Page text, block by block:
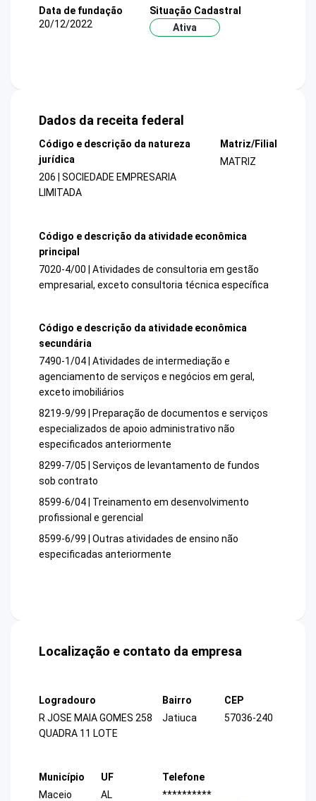
Data de fundação
20/12/2022
Situação Cadastral
Ativa
Dados da receita federal
Código e descrição da natureza
jurídica
206 | SOCIEDADE EMPRESARIA
LIMITADA
Matriz/Filial
MATRIZ
Código e descrição da atividade econômica
principal
7020-4/00 | Atividades de consultoria em gestão
empresarial, exceto consultoria técnica específica
Código e descrição da atividade econômica
secundária
7490-1/04 | Atividades de intermediação e
agenciamento de serviços e negócios em geral,
exceto imobiliários
8219-9/99 | Preparação de documentos e serviços
especializados de apoio administrativo não
especificados anteriormente
8299-7/05 | Serviços de levantamento de fundos
sob contrato
8599-6/04 | Treinamento em desenvolvimento
profissional e gerencial
8599-6/99 | Outras atividades de ensino não
especificadas anteriormente
Localização e contato da empresa
Logradouro
R JOSE MAIA GOMES 258
QUADRA 11 LOTE
Bairro
Jatiuca
CEP
57036-240
Município
Maceio
UF
AL
Telefone
**********